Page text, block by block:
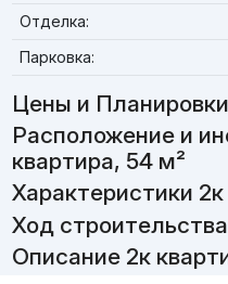
Отделка:
Парковка:
Цены и
Расположение и
квартира, 54 м²
Характеристики
Ход
Описание 2к